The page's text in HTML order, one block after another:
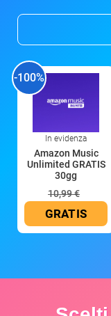
-100%
In evidenza
Amazon Music
Unlimited GRATIS
30gg
10,99 €
GRATIS